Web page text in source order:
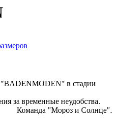
в стадии
за временные неудобства.
и Солнце".